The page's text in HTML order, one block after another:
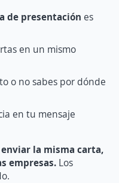
de presentación es
en un mismo
o no sabes por dónde
en tu mensaje
la misma carta,
empresas. Los